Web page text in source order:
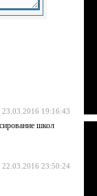
23.03.2016 19:16:43
школ
22.03.2016 23:50:24